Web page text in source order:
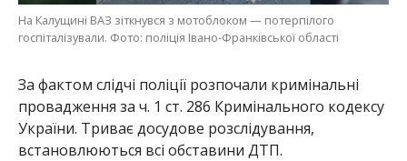
На Калущині ВАЗ зіткнувся з мотоблоком — потерпілого
госпіталізували. Фото: поліція Івано-Франківської області
За фактом слідчі поліції розпочали кримінальні
провадження за ч. 1 ст. 286 Кримінального кодексу
України. Триває досудове розслідування,
встановлюються всі обставини ДТП.